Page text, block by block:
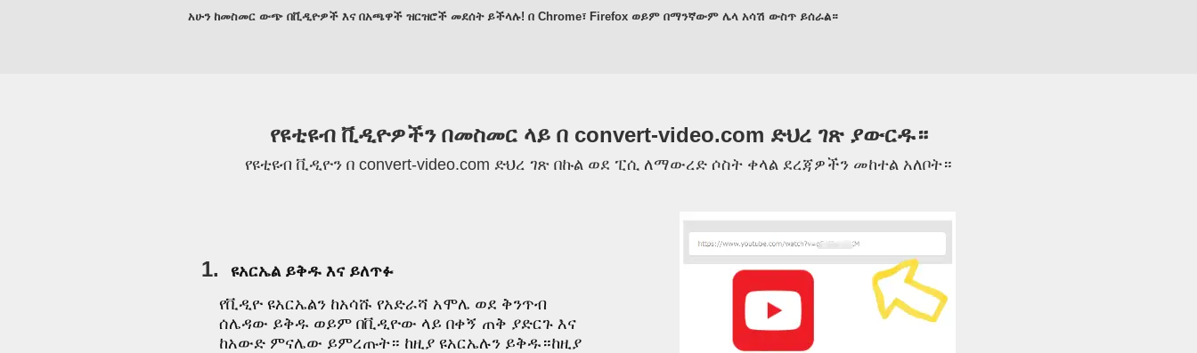
አሁን ከመስመር ውጭ በቪዲዮዎች እና በአጫዋች ዝርዝሮች መደሰት ይችላሉ! በ Chrome፣ Firefox ወይም በማንኛውም ሌላ አሳሽ ውስጥ ይሰራል።
የዩቲዩብ ቪዲዮዎችን በመስመር ላይ በ convert-video.com ድህረ ገጽ ያውርዱ።
የዩቲዩብ ቪዲዮን በ convert-video.com ድህረ ገጽ በኩል ወደ ፒሲ ለማውረድ ሶስት ቀላል ደረጃዎችን መከተል አለቦት።
1.
ዩአርኤል ይቅዱ እና ይለጥፉ
የቪዲዮ ዩአርኤልን ከአሳሹ የአድራሻ አሞሌ ወደ ቅንጥብ
ሰሌዳው ይቅዱ ወይም በቪዲዮው ላይ በቀኝ ጠቅ ያድርጉ እና
ከአውድ ምናሌው ይምረጡት። ከዚያ ዩአርኤሉን ይቅዱ።ከዚያ